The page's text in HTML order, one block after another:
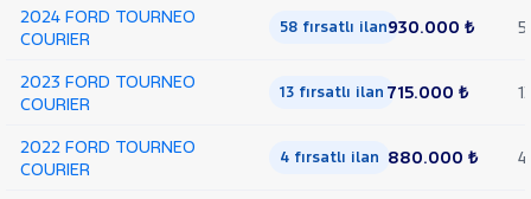
2024 FORD TOURNEO
COURIER
58 fırsatlı ilan930.000 ₺
2023 FORD TOURNEO
COURIER
13 fırsatlı ilan 715.000 ₺
2022 FORD TOURNEO
COURIER
4 fırsatlı ilan 880.000 ₺ 4